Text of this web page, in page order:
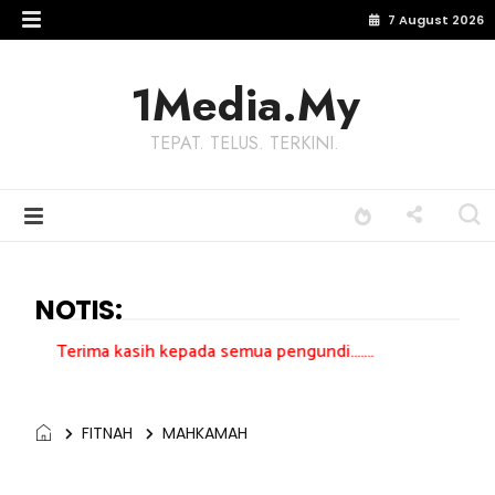
7 August 2026
1Media.My
TEPAT. TELUS. TERKINI.
NOTIS:
kasih kepada semua pengundi.......
FITNAH MAHKAMAH